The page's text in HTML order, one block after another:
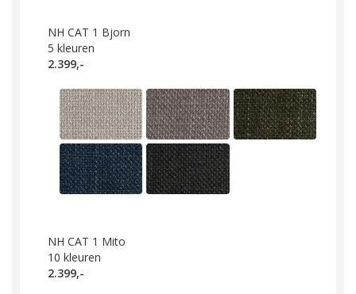
NH CAT 1 Bjorn
5 kleuren
2.399,-
NH CAT 1 Mito
10 kleuren
2.399,-